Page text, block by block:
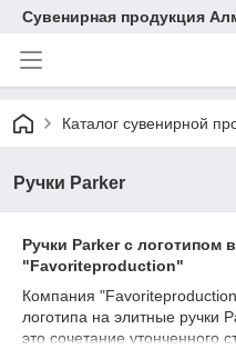
Сувенирная продукция
Каталог сувенирной
Ручки Parker
Ручки Parker с логотипом
"Favoriteproduction"
Компания
логотипа на элитные ручки
это сочетание утонченного